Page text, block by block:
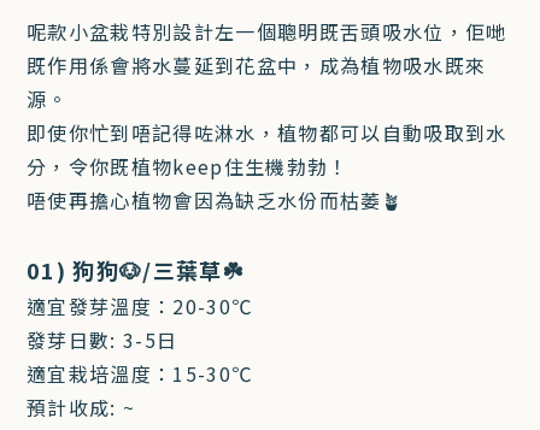
呢款小盆栽特別設計左一個聰明既舌頭吸水位，佢哋
既作用係會將水蔓延到花盆中，成為植物吸水既來
源。
即使你忙到唔記得咗淋水，植物都可以自動吸取到水
分，令你既植物keep住生機勃勃！
唔使再擔心植物會因為缺乏水份而枯萎🪴
01) 狗狗🐶/三葉草☘️
適宜發芽溫度：20-30℃
發芽日數: 3-5日
適宜栽培溫度：15-30℃
預計收成: ~